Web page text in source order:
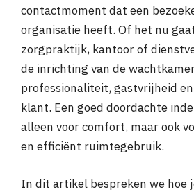
contactmoment dat een
organisatie heeft. Of het nu
zorgpraktijk, kantoor of
de inrichting van de
professionaliteit, gastvrijheid
klant. Een goed doordachte
alleen voor comfort, maar ook
en efficiënt ruimtegebruik.
In dit artikel bespreken we hoe